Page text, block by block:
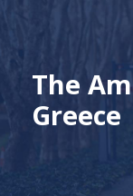
The
Greece